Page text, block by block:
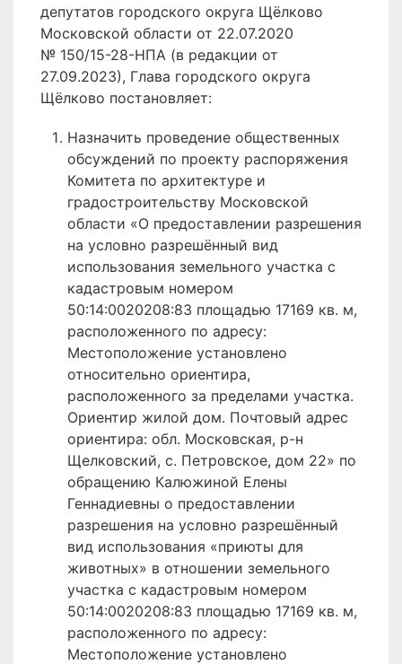
депутатов городского округа Щёлково
Московской области от 22.07.2020
№ 150/15-28-НПА (в редакции от
27.09.2023), Глава городского округа
Щёлково постановляет:
Назначить проведение общественных
обсуждений по проекту распоряжения
Комитета по архитектуре и
градостроительству Московской
области «О предоставлении разрешения
на условно разрешённый вид
использования земельного участка с
кадастровым номером
50:14:0020208:83 площадью 17169 кв. м,
расположенного по адресу:
Местоположение установлено
относительно ориентира,
расположенного за пределами участка.
Ориентир жилой дом. Почтовый адрес
ориентира: обл. Московская, р-н
Щелковский, с. Петровское, дом 22» по
обращению Калюжиной Елены
Геннадиевны о предоставлении
разрешения на условно разрешённый
вид использования «приюты для
животных» в отношении земельного
участка с кадастровым номером
50:14:0020208:83 площадью 17169 кв. м,
расположенного по адресу:
Местоположение установлено